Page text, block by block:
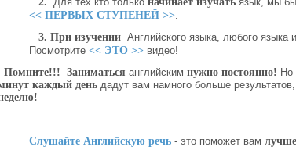
<< ПЕРВЫХ СТУПЕНЕЙ >>
3. При изучении Английского языка, любого языка
Посмотрите<< ЭТО >> видео!
Помните!!! Заниматься английскимнужно постоянно! Но
каждый день дадут вам намного больше
Слушайте Английскую речь - это поможет вам